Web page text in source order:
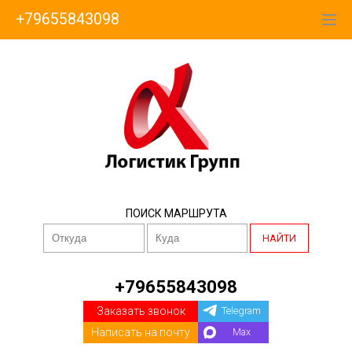
+79655843098
ПОИСК МАРШРУТА
НАЙТИ
+79655843098
Заказать звонок
Написать на почту
Telegram
Max